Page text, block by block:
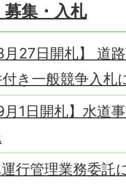
募集・入札
月27日開札】 道
き一般競争入札
月1日開札】水道
行管理業務委託